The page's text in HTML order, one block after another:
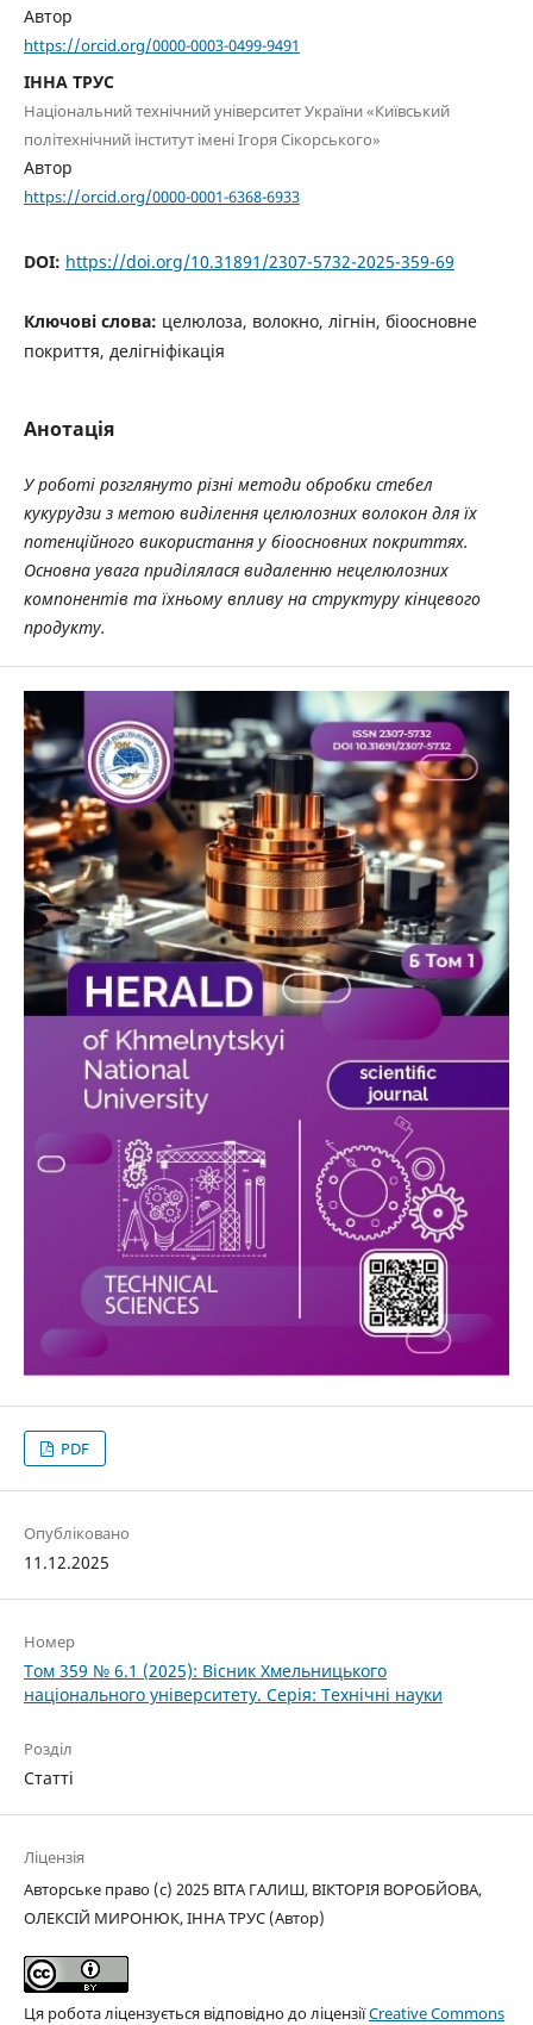
Автор
https://orcid.org/0000-0003-0499-9491
ІННА ТРУС
Національний технічний університет України «Київський
політехнічний інститут імені Ігоря Сікорського»
Автор
https://orcid.org/0000-0001-6368-6933
DOI: https://doi.org/10.31891/2307-5732-2025-359-69
Ключові слова: целюлоза, волокно, лігнін, біоосновне
покриття, делігніфікація
Анотація
У роботі розглянуто різні методи обробки стебел
кукурудзи з метою виділення целюлозних волокон для їх
потенційного використання у біоосновних покриттях.
Основна увага приділялася видаленню нецелюлозних
компонентів та їхньому впливу на структуру кінцевого
продукту.
PDF
Опубліковано
11.12.2025
Номер
Том 359 № 6.1 (2025): Вісник Хмельницького
національного університету. Серія: Технічні науки
Розділ
Статті
Ліцензія
Авторське право (c) 2025 ВІТА ГАЛИШ, ВІКТОРІЯ ВОРОБЙОВА,
ОЛЕКСІЙ МИРОНЮК, ІННА ТРУС (Автор)
Ця робота ліцензується відповідно до ліцензіїCreative Commons